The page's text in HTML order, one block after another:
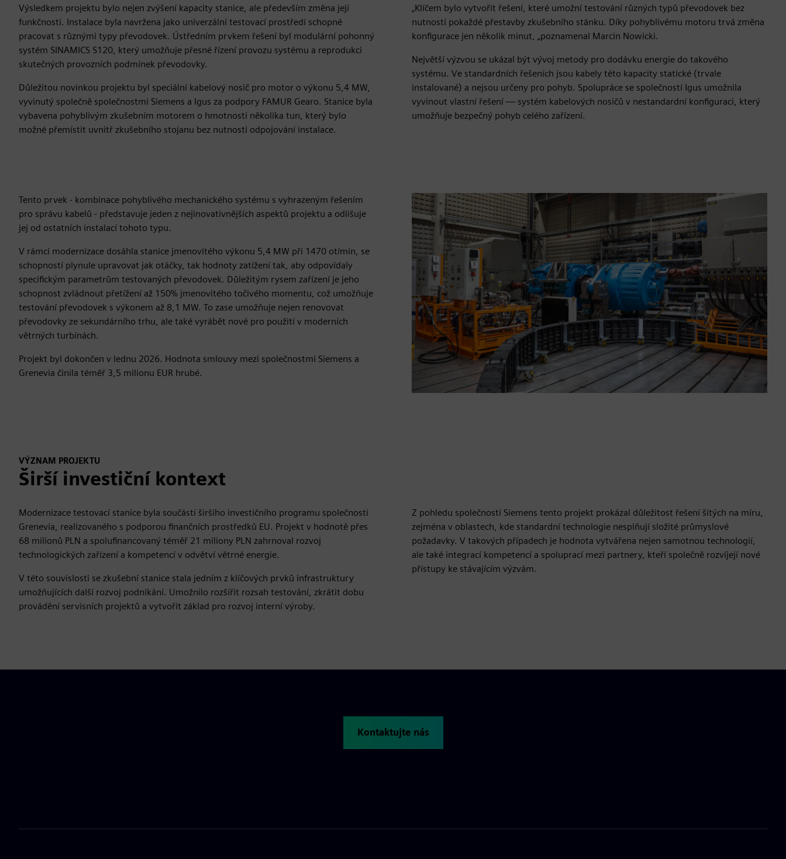
Výsledkem projektu bylo nejen zvýšení kapacity stanice, ale především změna její
funkčnosti. Instalace byla navržena jako univerzální testovací prostředí schopné
pracovat s různými typy převodovek. Ústředním prvkem řešení byl modulární pohonný
systém SINAMICS S120, který umožňuje přesné řízení provozu systému a reprodukci
skutečných provozních podmínek převodovky.
Důležitou novinkou projektu byl speciální kabelový nosič pro motor o výkonu 5,4 MW,
vyvinutý společně společnostmi Siemens a Igus za podpory FAMUR Gearo. Stanice byla
vybavena pohyblivým zkušebním motorem o hmotnosti několika tun, který bylo
možné přemístit uvnitř zkušebního stojanu bez nutnosti odpojování instalace.
„Klíčem bylo vytvořit řešení, které umožní testování různých typů převodovek bez
nutnosti pokaždé přestavby zkušebního stánku. Díky pohyblivému motoru trvá změna
konfigurace jen několik minut, „poznamenal Marcin Nowicki.
Největší výzvou se ukázal být vývoj metody pro dodávku energie do takového
systému. Ve standardních řešeních jsou kabely této kapacity statické (trvale
instalované) a nejsou určeny pro pohyb. Spolupráce se společností Igus umožnila
vyvinout vlastní řešení — systém kabelových nosičů v nestandardní konfiguraci, který
umožňuje bezpečný pohyb celého zařízení.
Tento prvek - kombinace pohyblivého mechanického systému s vyhrazeným řešením
pro správu kabelů - představuje jeden z nejinovativnějších aspektů projektu a odlišuje
jej od ostatních instalací tohoto typu.
V rámci modernizace dosáhla stanice jmenovitého výkonu 5,4 MW při 1470 ot/min, se
schopností plynule upravovat jak otáčky, tak hodnoty zatížení tak, aby odpovídaly
specifickým parametrům testovaných převodovek. Důležitým rysem zařízení je jeho
schopnost zvládnout přetížení až 150% jmenovitého točivého momentu, což umožňuje
testování převodovek s výkonem až 8,1 MW. To zase umožňuje nejen renovovat
převodovky ze sekundárního trhu, ale také vyrábět nové pro použití v moderních
větrných turbínách.
Projekt byl dokončen v lednu 2026. Hodnota smlouvy mezi společnostmi Siemens a
Grenevia činila téměř 3,5 milionu EUR hrubé.
VÝZNAM PROJEKTU
Širší investiční kontext
Modernizace testovací stanice byla součástí širšího investičního programu společnosti
Grenevia, realizovaného s podporou finančních prostředků EU. Projekt v hodnotě přes
68 milionů PLN a spolufinancovaný téměř 21 miliony PLN zahrnoval rozvoj
technologických zařízení a kompetencí v odvětví větrné energie.
V této souvislosti se zkušební stanice stala jedním z klíčových prvků infrastruktury
umožňujících další rozvoj podnikání. Umožnilo rozšířit rozsah testování, zkrátit dobu
provádění servisních projektů a vytvořit základ pro rozvoj interní výroby.
Z pohledu společnosti Siemens tento projekt prokázal důležitost řešení šitých na míru,
zejména v oblastech, kde standardní technologie nesplňují složité průmyslové
požadavky. V takových případech je hodnota vytvářena nejen samotnou technologií,
ale také integrací kompetencí a spoluprací mezi partnery, kteří společně rozvíjejí nové
přístupy ke stávajícím výzvám.
Kontaktujte nás